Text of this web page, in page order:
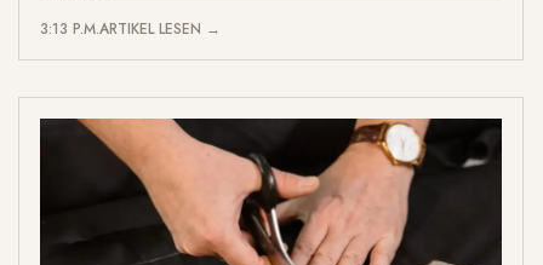
3:13 P.M.ARTIKEL LESEN →